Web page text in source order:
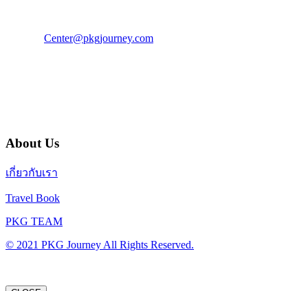
Center@pkgjourney.com
About Us
เกี่ยวกับเรา
Travel Book
PKG TEAM
© 2021 PKG Journey All Rights Reserved.